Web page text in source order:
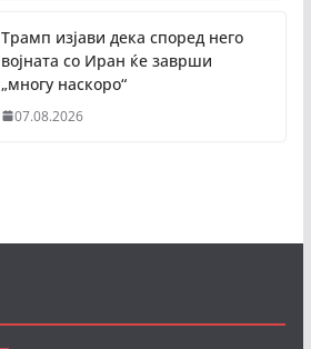
Трамп изјави дека според него
војната со Иран ќе заврши
„многу наскоро“
07.08.2026